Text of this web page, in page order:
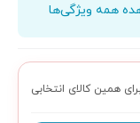
همه ویژگی‌ها